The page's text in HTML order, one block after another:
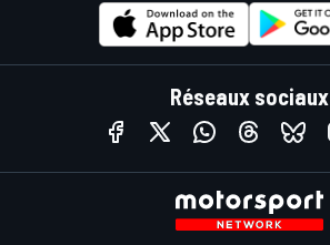
Réseaux sociaux